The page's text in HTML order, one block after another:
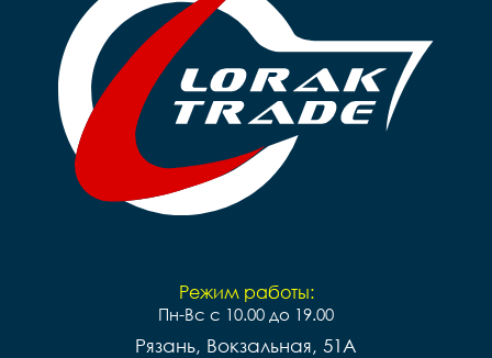
Режим работы:
Пн-Вс с 10.00 до 19.00
Рязань, Вокзальная, 51А